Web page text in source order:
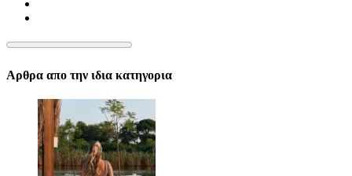
Αρθρα απο την ιδια κατηγορια